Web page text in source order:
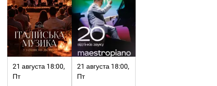
21 августа 18:00,
Пт
21 августа 18:00,
Пт